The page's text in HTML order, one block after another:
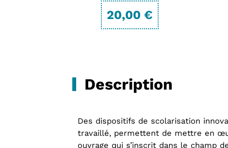
20,00 €
Description
Des dispositifs de scolarisation
travaillé, permettent de mettre en
ouvrage qui s’inscrit dans le champ